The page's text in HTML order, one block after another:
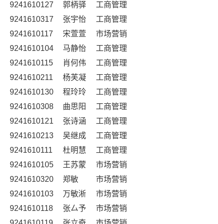
9241610127
郭柄驿
工商管理
9241610317
张宇怡
工商管理
9241610117
宋萱萱
市场营销
9241610104
马静怡
工商管理
9241610115
肖何伟
工商管理
9241610211
杨芙凝
工商管理
9241610130
程玲玲
工商管理
9241610308
曲思阳
工商管理
9241610121
张诗涵
工商管理
9241610213
吴继成
工商管理
9241610111
杜明慧
工商管理
9241610105
王苏蒙
市场营销
9241610320
郑敏
市场营销
9241610103
万敏淅
市场营销
9241610118
张厶予
市场营销